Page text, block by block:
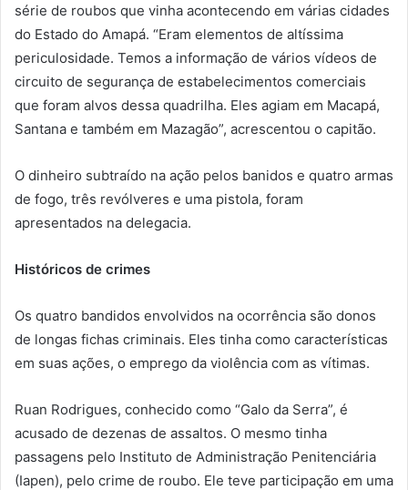
série de roubos que vinha acontecendo em várias cidades
do Estado do Amapá. “Eram elementos de altíssima
periculosidade. Temos a informação de vários vídeos de
circuito de segurança de estabelecimentos comerciais
que foram alvos dessa quadrilha. Eles agiam em Macapá,
Santana e também em Mazagão”, acrescentou o capitão.
O dinheiro subtraído na ação pelos banidos e quatro armas
de fogo, três revólveres e uma pistola, foram
apresentados na delegacia.
Históricos de crimes
Os quatro bandidos envolvidos na ocorrência são donos
de longas fichas criminais. Eles tinha como características
em suas ações, o emprego da violência com as vítimas.
Ruan Rodrigues, conhecido como “Galo da Serra”, é
acusado de dezenas de assaltos. O mesmo tinha
passagens pelo Instituto de Administração Penitenciária
(Iapen), pelo crime de roubo. Ele teve participação em uma